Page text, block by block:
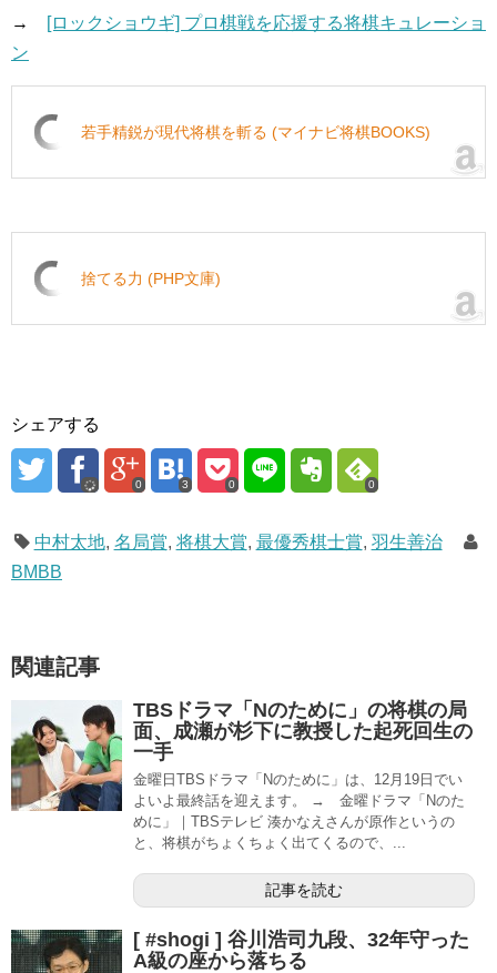
→
[ロックショウギ] プロ棋戦を応援する将棋キュレーショ
ン
若手精鋭が現代将棋を斬る (マイナビ将棋BOOKS)
捨てる力 (PHP文庫)
シェアする
0 3 0 0
中村太地, 名局賞, 将棋大賞, 最優秀棋士賞, 羽生善治
BMBB
関連記事
TBSドラマ「Nのために」の将棋の局
面、成瀬が杉下に教授した起死回生の
一手
金曜日TBSドラマ「Nのために」は、12月19日でい
よいよ最終話を迎えます。 → 金曜ドラマ「Nのた
めに」｜TBSテレビ 湊かなえさんが原作というの
と、将棋がちょくちょく出てくるので、...
記事を読む
[ #shogi ] 谷川浩司九段、32年守った
A級の座から落ちる